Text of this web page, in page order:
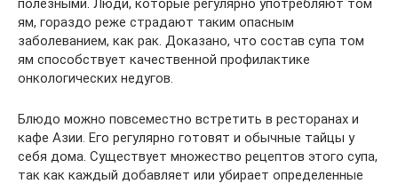
полезными. Люди, которые регулярно употребляют том
ям, гораздо реже страдают таким опасным
заболеванием, как рак. Доказано, что состав супа том
ям способствует качественной профилактике
онкологических недугов.
Блюдо можно повсеместно встретить в ресторанах и
кафе Азии. Его регулярно готовят и обычные тайцы у
себя дома. Существует множество рецептов этого супа,
так как каждый добавляет или убирает определенные